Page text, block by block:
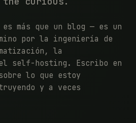
más que un blog — es un
por la ingeniería de
la
self-hosting. Escribo en
lo que estoy
y a veces